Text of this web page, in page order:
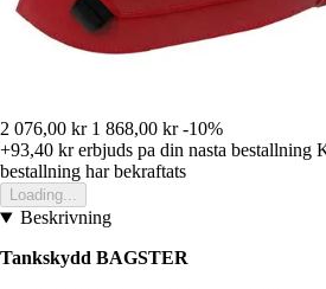
2 076,00 kr 1 868,00 kr -10%
+93,40 krerbjuds pa din nasta bestallning
bestallning har bekraftats
Loading...
Beskrivning
Tankskydd BAGSTER